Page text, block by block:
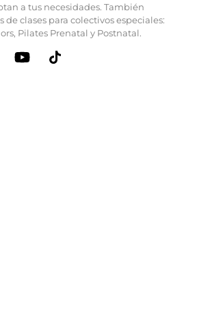
a tus necesidades. También
de clases para colectivos especiales:
Pilates Prenatal y Postnatal.